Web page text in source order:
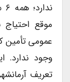
موقع احتیاج
عمومی تأمین
وجود ندارد.
تعریف